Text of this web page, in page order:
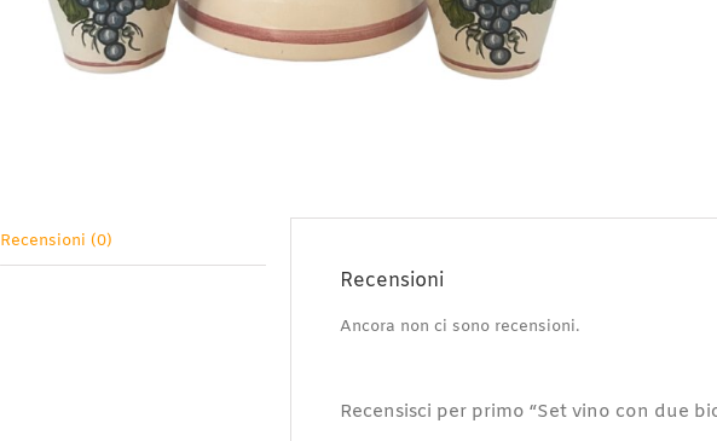
Recensioni (0)
Recensioni
Ancora non ci sono recensioni.
Recensisci per primo “Set vino con due